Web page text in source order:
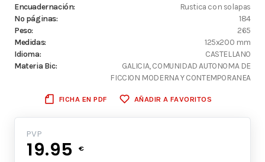
Encuadernación:
Rustica con solapas
Nº páginas:
184
Peso:
265
Medidas:
125x200 mm
Idioma:
CASTELLANO
Materia Bic:
GALICIA, COMUNIDAD AUTONOMA DE
FICCION MODERNA Y CONTEMPORANEA
FICHA EN PDF AÑADIR A FAVORITOS
PVP
19.95 €